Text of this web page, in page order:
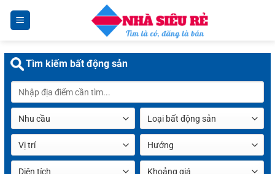
dung
Tìm kiếm bất động sản